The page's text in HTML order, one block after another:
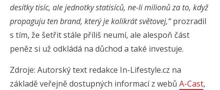
desítky tisíc, ale jednotky statisíců, ne-li milionů za to, když
propaguju ten brand, který je kolikrát světovej,“prozradil
s tím, že šetřit stále příliš neumí, ale alespoň část
peněz si už odkládá na důchod a také investuje.
Zdroje: Autorský text redakce In-Lifestyle.cz na
základě veřejně dostupných informací z webů A-Cast,